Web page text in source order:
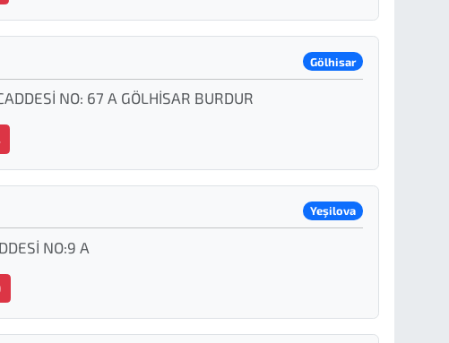
Gölhisar
NO: 67 A GÖLHİSAR BURDUR
Yeşilova
NO:9 A